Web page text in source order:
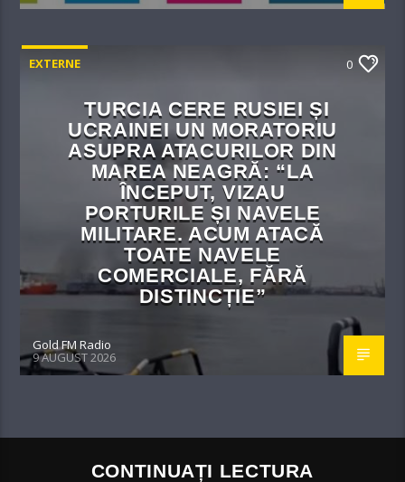
EXTERNE 0
TURCIA CERE RUSIEI ȘI
UCRAINEI UN MORATORIU
ASUPRA ATACURILOR DIN
MAREA NEAGRĂ: “LA
ÎNCEPUT, VIZAU
PORTURILE ȘI NAVELE
MILITARE. ACUM ATACĂ
TOATE NAVELE
COMERCIALE, FĂRĂ
DISTINCȚIE”
Gold FM Radio
9 AUGUST 2026
CONTINUAȚI LECTURA